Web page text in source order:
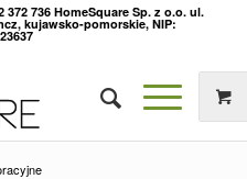
736 HomeSquare Sp. z o.o. ul.
kujawsko-pomorskie, NIP: